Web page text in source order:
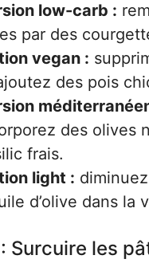
low-carb :
par des
vegan :
des pois
des olives
frais.
light :
d’olive dans la
Surcuire les